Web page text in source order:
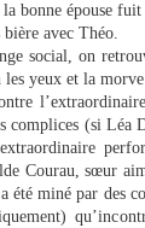
la bonne épouse
avec Théo.
social, on
yeux et la
complices (si Léa
Courau, sœur
miné par des